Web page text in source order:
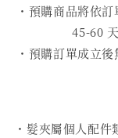
・預購商品將依
45-60
・預購訂單成立
・髮夾屬個人配